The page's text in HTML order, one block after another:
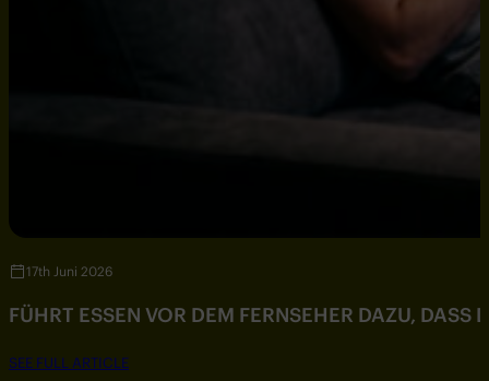
17th Juni 2026
FÜHRT ESSEN VOR DEM FERNSEHER DAZU, DASS
SEE FULL ARTICLE